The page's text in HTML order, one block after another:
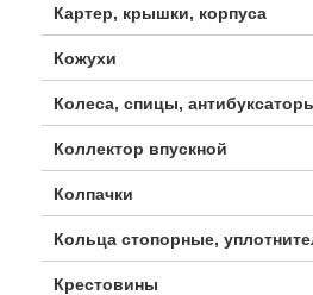
Картер, крышки, корпуса
Кожухи
Колеса, спицы,
Коллектор впускной
Колпачки
Кольца стопорные,
Крестовины